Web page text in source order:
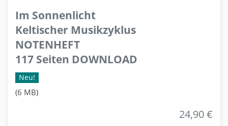
Im Sonnenlicht
Keltischer Musikzyklus
NOTENHEFT
117 Seiten DOWNLOAD
Neu!
(6 MB)
24,90 €